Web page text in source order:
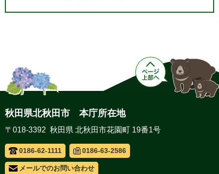
秋田県北秋田市 本庁所在地
〒018-3392 秋田県 北秋田市花園町 19番1号
0186-62-1111 0186-63-2586
メールでのお問い合わせ